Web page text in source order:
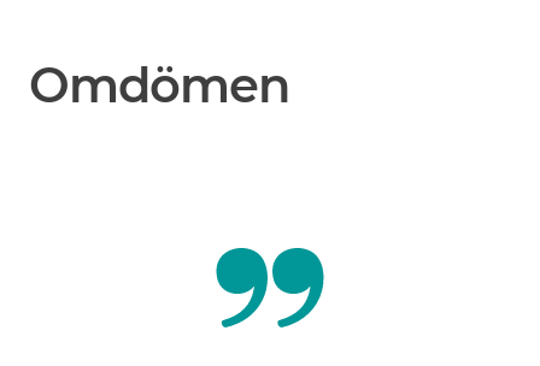
Omdömen